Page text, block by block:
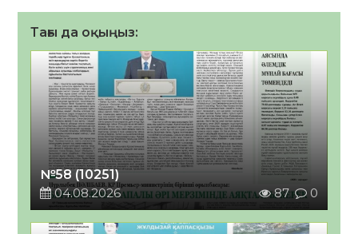
Тағы да оқыңыз:
№58 (10251)
04.08.2026
87 0